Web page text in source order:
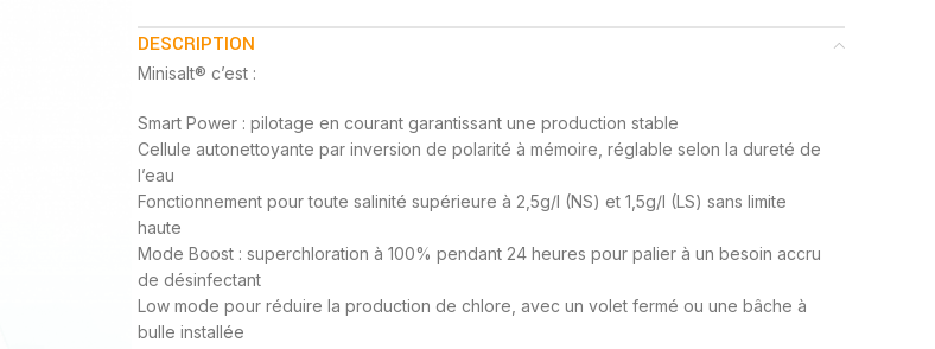
DESCRIPTION
Minisalt® c’est :
Smart Power : pilotage en courant garantissant une production stable
Cellule autonettoyante par inversion de polarité à mémoire, réglable selon la dureté de
l’eau
Fonctionnement pour toute salinité supérieure à 2,5g/l (NS) et 1,5g/l (LS) sans limite
haute
Mode Boost : superchloration à 100% pendant 24 heures pour palier à un besoin accru
de désinfectant
Low mode pour réduire la production de chlore, avec un volet fermé ou une bâche à
bulle installée